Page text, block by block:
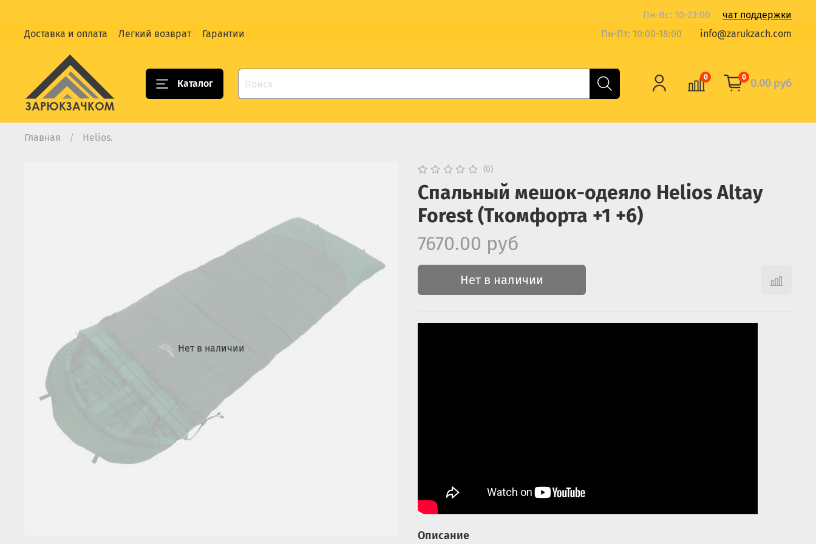
Пн-Вс: 10-23:00
чат поддержки
Доставка и оплата
Легкий возврат Гарантии Пн-Пт: 10:00-18:00 info@zarukzach.com
Каталог
0 0 0.00 руб
Главная Helios.
Нет в наличии
(0)
Спальный мешок-одеяло Helios Altay
Forest (Ткомфорта +1 +6)
7670.00 руб
Нет в наличии
Описание